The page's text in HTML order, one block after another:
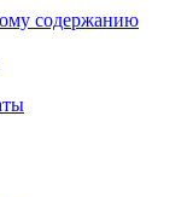
содержанию